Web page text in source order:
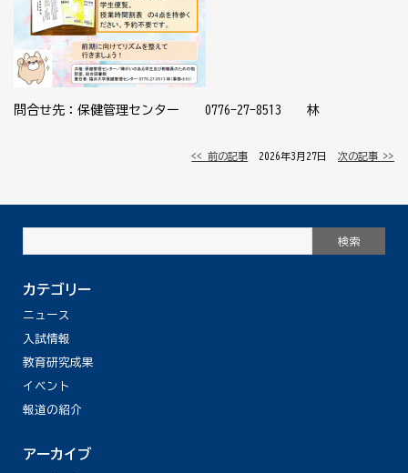
問合せ先：保健管理センター 0776-27-8513 林
<< 前の記事 │ 2026年3月27日 │次の記事 >>
カテゴリー
ニュース
入試情報
教育研究成果
イベント
報道の紹介
アーカイブ